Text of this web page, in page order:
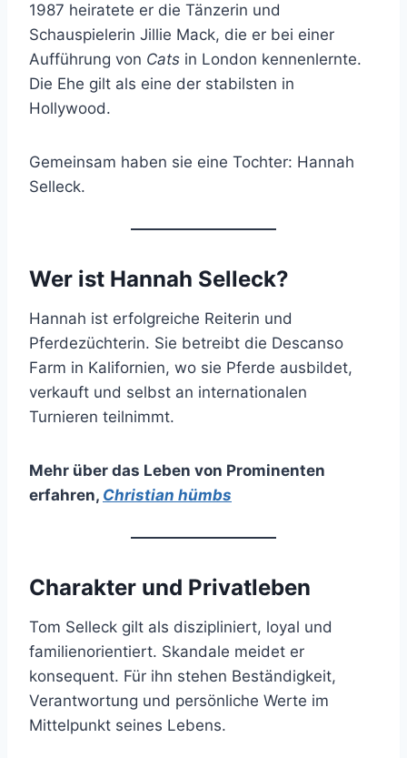
1987 heiratete er die Tänzerin und
Schauspielerin Jillie Mack, die er bei einer
Aufführung von Cats in London kennenlernte.
Die Ehe gilt als eine der stabilsten in
Hollywood.
Gemeinsam haben sie eine Tochter: Hannah
Selleck.
Wer ist Hannah Selleck?
Hannah ist erfolgreiche Reiterin und
Pferdezüchterin. Sie betreibt die Descanso
Farm in Kalifornien, wo sie Pferde ausbildet,
verkauft und selbst an internationalen
Turnieren teilnimmt.
Mehr über das Leben von Prominenten
erfahren, Christian hümbs
Charakter und Privatleben
Tom Selleck gilt als diszipliniert, loyal und
familienorientiert. Skandale meidet er
konsequent. Für ihn stehen Beständigkeit,
Verantwortung und persönliche Werte im
Mittelpunkt seines Lebens.